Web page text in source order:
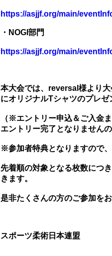
https://asjjf.org/main/
・NOGI部門
https://asjjf.org/main/
本大会では、reversal様より
にオリジナルTシャツのプレゼ
（※エントリー申込＆ご入金
エントリー完了となりません
※参加者特典となりますので
先着順の対象となる枚数につ
きます。
是非たくさんの方のご参加を
スポーツ柔術日本連盟